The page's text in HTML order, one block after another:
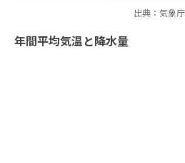
出典：気象
年間平均気温と降水量